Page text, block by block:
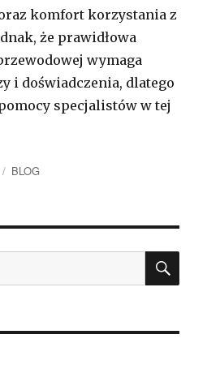
komfort korzystania z
że prawidłowa
wymaga
i doświadczenia, dlatego
specjalistów w tej
Kategorie
BLOG